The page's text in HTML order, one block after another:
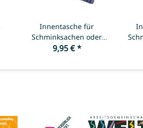
Innentasche für
Schminksachen oder
andere Utensilien -
9,95 €*